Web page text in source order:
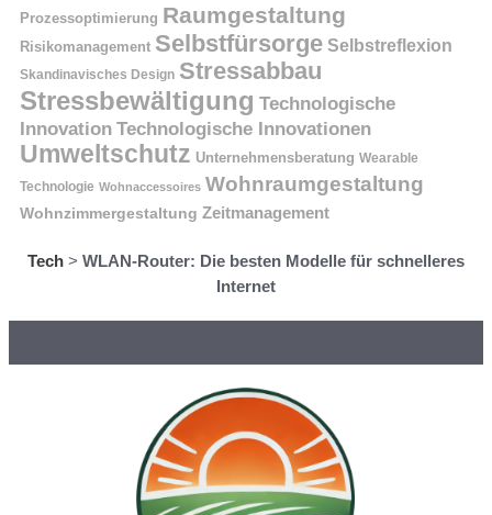
Prozessoptimierung Raumgestaltung
Risikomanagement Selbstfürsorge Selbstreflexion
Skandinavisches Design Stressabbau
Stressbewältigung Technologische
Innovation Technologische Innovationen
Umweltschutz Unternehmensberatung Wearable
Technologie Wohnaccessoires Wohnraumgestaltung
Wohnzimmergestaltung Zeitmanagement
Tech > WLAN-Router: Die besten Modelle für schnelleres
Internet